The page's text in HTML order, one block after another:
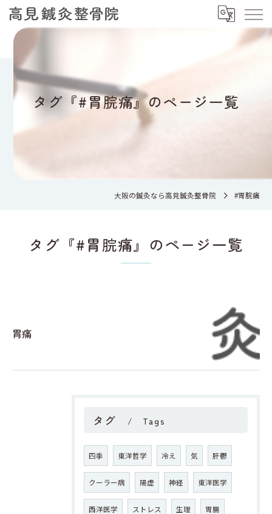
タグ『#胃脘痛』のページ一覧
大阪の鍼灸なら高見鍼灸整骨院 #胃脘痛
タグ『#胃脘痛』のページ一覧
胃痛
タグ Tags
四季 東洋哲学 冷え 気 肝鬱
クーラー病 陽虚 神経 東洋医学
西洋医学 ストレス 生理 胃腸